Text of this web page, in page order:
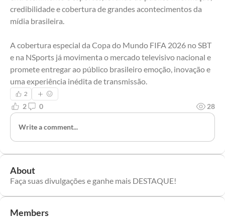
credibilidade e cobertura de grandes acontecimentos da
mídia brasileira.
A cobertura especial da Copa do Mundo FIFA 2026 no SBT
e na NSports já movimenta o mercado televisivo nacional e
promete entregar ao público brasileiro emoção, inovação e
uma experiência inédita de transmissão.
2
2 0 28
Write a comment...
About
Faça suas divulgações e ganhe mais DESTAQUE!
Members